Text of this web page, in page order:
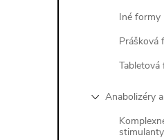
Iné formy
Prášková
Tabletová
Anabolizéry
stimulanty